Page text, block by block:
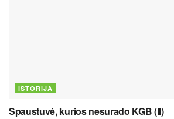
ISTORIJA
Spaustuvė, kurios nesurado KGB (II)